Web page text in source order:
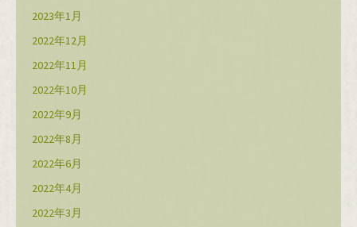
2023年1月
2022年12月
2022年11月
2022年10月
2022年9月
2022年8月
2022年6月
2022年4月
2022年3月